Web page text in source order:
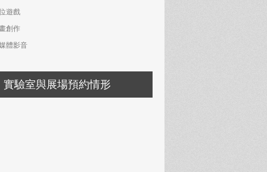
遊戲
創作
體影音
實驗室與展場預約情形